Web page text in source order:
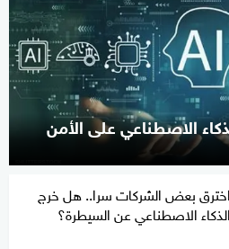
الاصطناعي على الأمن
اخترق بعض الشركات سرا.. هل خرج
الذكاء الاصطناعي عن السيطرة؟